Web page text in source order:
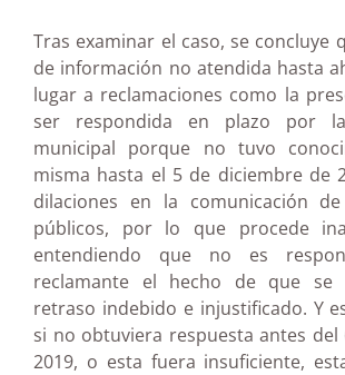
Tras examinar el caso, se concluye
de información no atendida hasta
lugar a reclamaciones como la
ser respondida en plazo por
municipal porque no tuvo
misma hasta el 5 de diciembre de
dilaciones en la comunicación
públicos, por lo que procede
entendiendo que no es
reclamante el hecho de que se
retraso indebido e injustificado. Y
si no obtuviera respuesta antes
2019, o esta fuera insuficiente,